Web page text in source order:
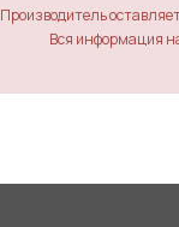
Производитель
Вся информация